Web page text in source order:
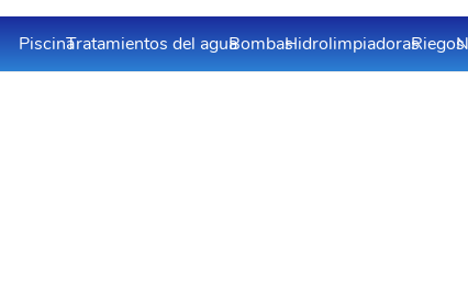
PiscinaTratamientos del aguaBombasHidrolimpiadorasRiegos